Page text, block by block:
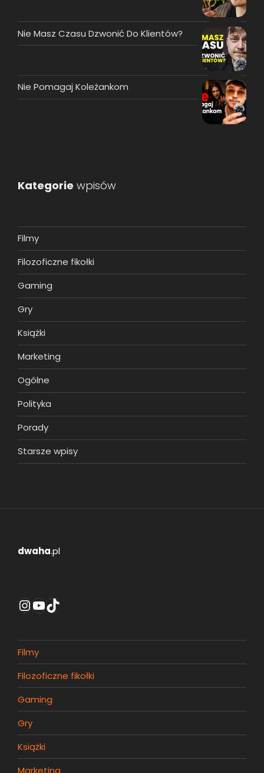
Nie Masz Czasu Dzwonić Do Klientów?
Nie Pomagaj Koleżankom
Kategorie wpisów
Filmy
Filozoficzne fikołki
Gaming
Gry
Książki
Marketing
Ogólne
Polityka
Porady
Starsze wpisy
dwaha.pl
Instagram
YouTube
TikTok
Filmy
Filozoficzne fikołki
Gaming
Gry
Książki
Marketing